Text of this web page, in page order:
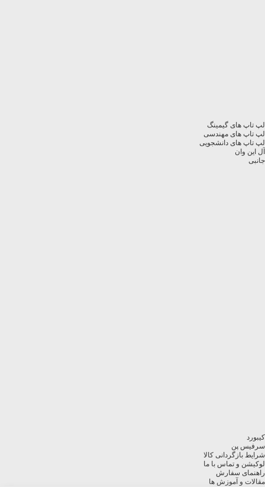
لپ تاپ های گیمینگ
لپ تاپ های مهندسی
لپ تاپ های دانشجویی
آل این وان
جانبی
کیبورد
سرفیس پن
شرایط بازگردانی کالا
لوکیشن و تماس با ما
راهنمای سفارش
مقالات و آموزش ها